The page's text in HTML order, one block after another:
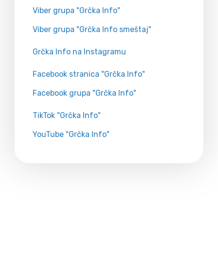
Viber grupa "Grčka Info"
Viber grupa "Grčka Info smeštaj"
Grčka Info na Instagramu
Facebook stranica "Grčka Info"
Facebook grupa "Grčka Info"
TikTok "Grčka Info"
YouTube "Grčka Info"